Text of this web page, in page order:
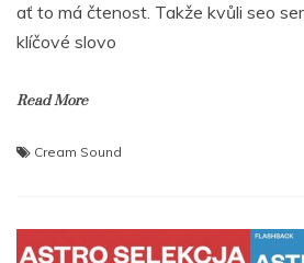
ať to má čtenost. Takže kvůli seo
klíčové slovo
Read More
Cream Sound